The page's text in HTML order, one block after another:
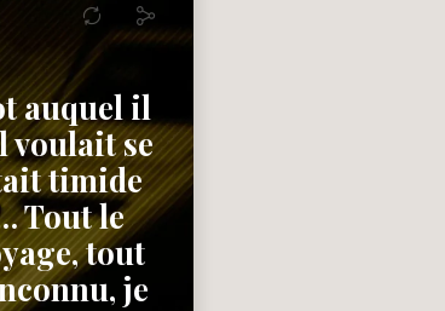
auquel il
voulait se
timide
Tout le
tout
je